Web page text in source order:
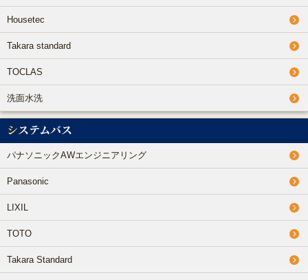
Housetec
Takara standard
TOCLAS
洗面水洗
システムバス
パナソニックAWエンジニアリング
Panasonic
LIXIL
TOTO
Takara Standard